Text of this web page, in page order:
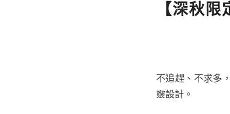
【深秋
不追趕、不求多
靈設計。